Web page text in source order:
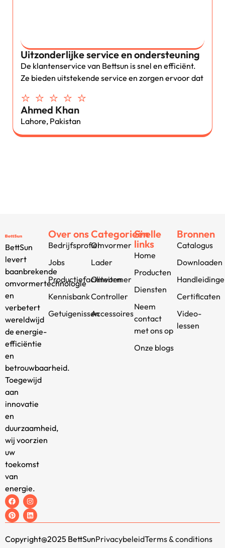
Uitzonderlijke service en ondersteuning
De klantenservice van Bettsun is snel en efficiënt.
Ze bieden uitstekende service en zorgen ervoor dat
⭐ ⭐ ⭐ ⭐ ⭐
Ahmed Khan
Lahore, Pakistan
BettSun
levert
baanbrekende
omvormertechnologie
en
verbetert
wereldwijd
de energie-
efficiëntie
en
betrouwbaarheid.
Toegewijd
aan
innovatie
en
duurzaamheid,
wij voorzien
uw
toekomst
van
energie.
Over ons
Bedrijfsprofiel
Jobs
Productiefaciliteiten
Kennisbank
Getuigenissen
Categorieën
Omvormer
Lader
Omvormer
Controller
Accessoires
Snelle
links
Home
Producten
Diensten
Neem
contact
met ons op
Onze blogs
Bronnen
Catalogus
Downloaden
Certificaten
Video-
lessen
Copyright@2025 BettSunPrivacybeleidTerms & conditions